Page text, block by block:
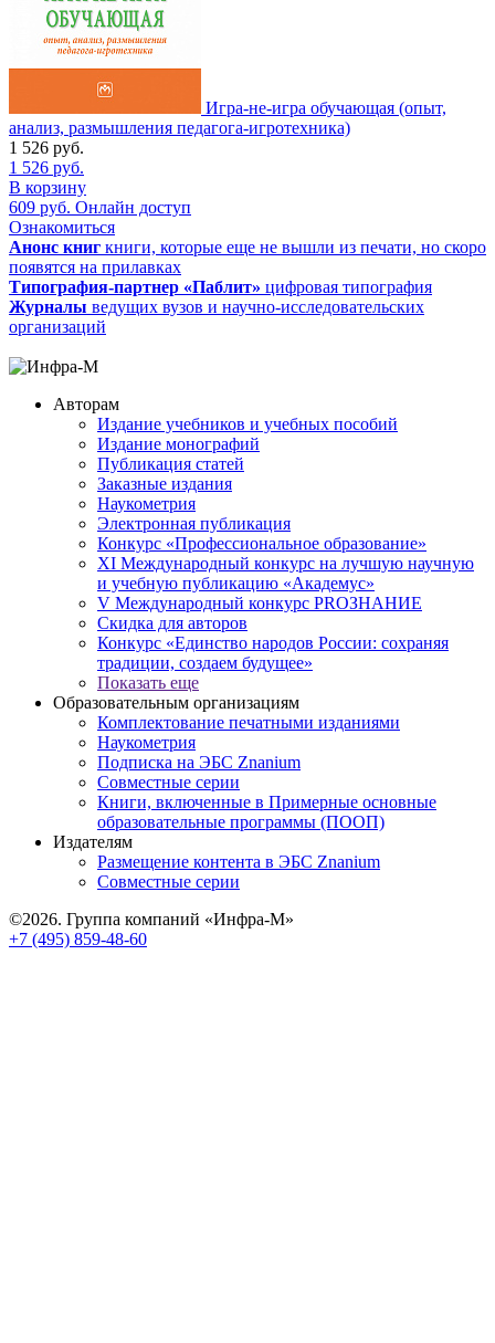
Игра-не-игра обучающая (опыт,
анализ, размышления педагога-игротехника)
1 526 руб.
1 526 руб.
В корзину
609 руб. Онлайн доступ
Ознакомиться
Анонс книг книги, которые еще не вышли из печати, но скоро
появятся на прилавках
Типография-партнер «Паблит» цифровая типография
Журналы ведущих вузов и научно-исследовательских
организаций
Авторам
Издание учебников и учебных пособий
Издание монографий
Публикация статей
Заказные издания
Наукометрия
Электронная публикация
Конкурс «Профессиональное образование»
XI Международный конкурс на лучшую научную
и учебную публикацию «Академус»
V Международный конкурс PROЗНАНИЕ
Скидка для авторов
Конкурс «Единство народов России: сохраняя
традиции, создаем будущее»
Показать еще
Образовательным организациям
Комплектование печатными изданиями
Наукометрия
Подписка на ЭБС Znanium
Совместные серии
Книги, включенные в Примерные основные
образовательные программы (ПООП)
Издателям
Размещение контента в ЭБС Znanium
Совместные серии
©2026. Группа компаний «Инфра-М»
+7 (495) 859-48-60